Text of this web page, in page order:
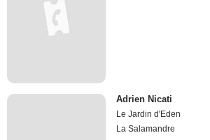
Adrien Nicati
Le Jardin d'Eden
La Salamandre